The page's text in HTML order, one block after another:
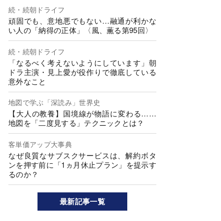
続・続朝ドライフ
頑固でも、意地悪でもない…融通が利かな
い人の「納得の正体」〈風、薫る第95回〉
続・続朝ドライフ
「なるべく考えないようにしています」朝
ドラ主演・見上愛が役作りで徹底している
意外なこと
地図で学ぶ「深読み」世界史
【大人の教養】国境線が物語に変わる……
地図を「二度見する」テクニックとは？
客単価アップ大事典
なぜ良質なサブスクサービスは、解約ボタ
ンを押す前に「1ヵ月休止プラン」を提示す
るのか？
最新記事一覧